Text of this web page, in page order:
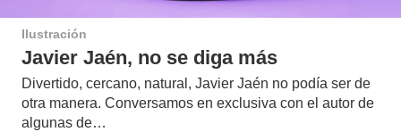
Ilustración
Javier Jaén, no se diga más
Divertido, cercano, natural, Javier Jaén no podía ser de
otra manera. Conversamos en exclusiva con el autor de
algunas de…